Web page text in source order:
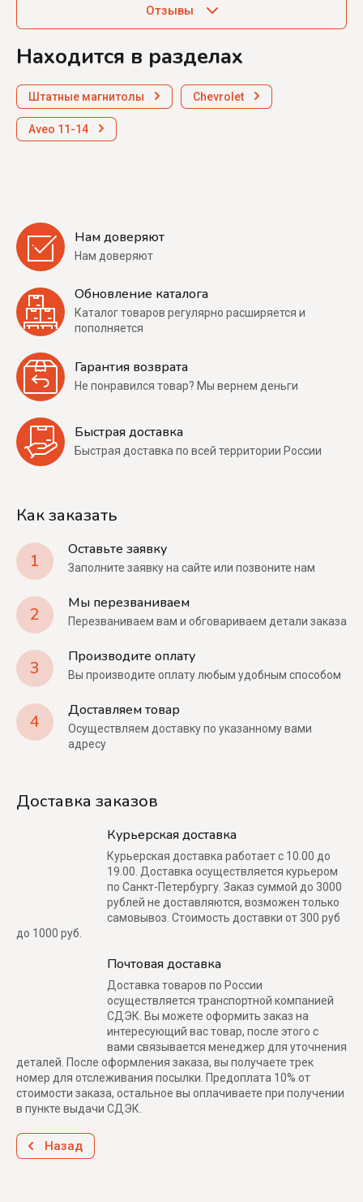
Отзывы
Находится в разделах
Штатные магнитолы Chevrolet
Aveo 11-14
Нам доверяют
Нам доверяют
Обновление каталога
Каталог товаров регулярно расширяется и
пополняется
Гарантия возврата
Не понравился товар? Мы вернем деньги
Быстрая доставка
Быстрая доставка по всей территории России
Как заказать
1
Оставьте заявку
Заполните заявку на сайте или позвоните нам
2
Мы перезваниваем
Перезваниваем вам и обговариваем детали заказа
3
Производите оплату
Вы производите оплату любым удобным способом
4
Доставляем товар
Осуществляем доставку по указанному вами
адресу
Доставка заказов
Курьерская доставка
Курьерская доставка работает с 10.00 до
19.00. Доставка осуществляется курьером
по Санкт-Петербургу. Заказ суммой до 3000
рублей не доставляются, возможен только
самовывоз. Стоимость доставки от 300 руб
до 1000 руб.
Почтовая доставка
Доставка товаров по России
осуществляется транспортной компанией
СДЭК. Вы можете оформить заказ на
интересующий вас товар, после этого с
вами связывается менеджер для уточнения
деталей. После оформления заказа, вы получаете трек
номер для отслеживания посылки. Предоплата 10% от
стоимости заказа, остальное вы оплачиваете при получении
в пункте выдачи СДЭК.
Назад